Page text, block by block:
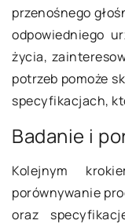
przenośnego
odpowiedniego
życia,
potrzeb pomoże
specyfikacjach,
Badanie i
Kolejnym
porównywanie
oraz